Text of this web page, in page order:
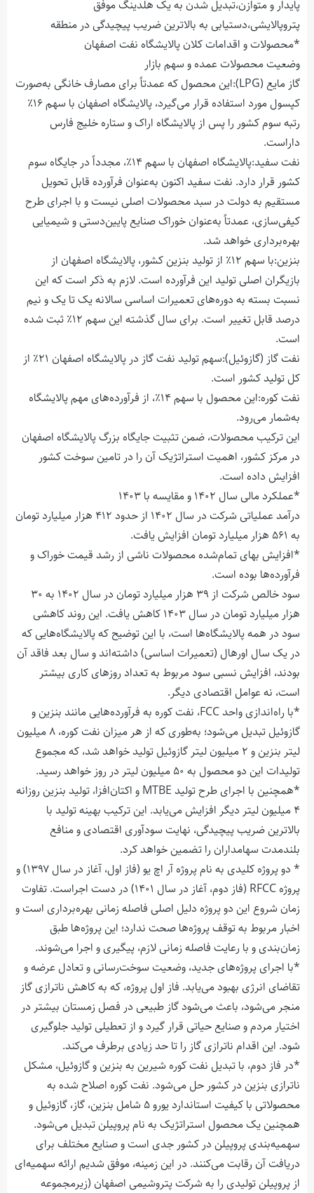
پایدار و متوازن،تبدیل شدن به یک هلدینگ موفق
پتروپالایشی،دستیابی به بالاترین ضریب پیچیدگی در منطقه
*محصولات و اقدامات کلان پالایشگاه نفت اصفهان
وضعیت محصولات عمده و سهم بازار
گاز مایع (LPG):این محصول که عمدتاً برای مصارف خانگی به‌صورت
کپسول مورد استفاده قرار می‌گیرد، پالایشگاه اصفهان با سهم ۱۶٪
رتبه سوم کشور را پس از پالایشگاه اراک و ستاره خلیج فارس
داراست.
نفت سفید:پالایشگاه اصفهان با سهم ۱۴٪، مجدداً در جایگاه سوم
کشور قرار دارد. نفت سفید اکنون به‌عنوان فرآورده قابل تحویل
مستقیم به دولت در سبد محصولات اصلی نیست و با اجرای طرح
کیفی‌سازی، عمدتاً به‌عنوان خوراک صنایع پایین‌دستی و شیمیایی
بهره‌برداری خواهد شد.
بنزین:با سهم ۱۲٪ از تولید بنزین کشور، پالایشگاه اصفهان از
بازیگران اصلی تولید این فرآورده است. لازم به ذکر است که این
نسبت بسته به دوره‌های تعمیرات اساسی سالانه یک تا یک و نیم
درصد قابل تغییر است. برای سال گذشته این سهم ۱۲٪ ثبت شده
است.
نفت گاز (گازوئیل):سهم تولید نفت گاز در پالایشگاه اصفهان ۲۱٪ از
کل تولید کشور است.
نفت کوره:این محصول با سهم ۱۴٪، از فرآورده‌های مهم پالایشگاه
به‌شمار می‌رود.
این ترکیب محصولات، ضمن تثبیت جایگاه بزرگ پالایشگاه اصفهان
در مرکز کشور، اهمیت استراتژیک آن را در تامین سوخت کشور
افزایش داده است.
*عملکرد مالی سال ۱۴۰۲ و مقایسه با ۱۴۰۳
درآمد عملیاتی شرکت در سال ۱۴۰۲ از حدود ۴۱۲ هزار میلیارد تومان
به ۵۶۱ هزار میلیارد تومان افزایش یافت.
*افزایش بهای تمام‌شده محصولات ناشی از رشد قیمت خوراک و
فرآورده‌ها بوده است.
سود خالص شرکت از ۳۹ هزار میلیارد تومان در سال ۱۴۰۲ به ۳۰
هزار میلیارد تومان در سال ۱۴۰۳ کاهش یافت. این روند کاهشی
سود در همه پالایشگاه‌ها است، با این توضیح که پالایشگاه‌هایی که
در یک سال اورهال (تعمیرات اساسی) داشته‌اند و سال بعد فاقد آن
بودند، افزایش نسبی سود مربوط به تعداد روزهای کاری بیشتر
است، نه عوامل اقتصادی دیگر.
*با راه‌اندازی واحدFCC، نفت کوره به فرآورده‌هایی مانند بنزین و
گازوئیل تبدیل می‌شود؛ به‌طوری که از هر میزان نفت کوره، ۸ میلیون
لیتر بنزین و ۲ میلیون لیتر گازوئیل تولید خواهد شد، که مجموع
تولیدات این دو محصول به ۵۰ میلیون لیتر در روز خواهد رسید.
*همچنین با اجرای طرح تولید MTBE و اکتان‌افزا، تولید بنزین روزانه
۴ میلیون لیتر دیگر افزایش می‌یابد. این ترکیب بهینه تولید با
بالاترین ضریب پیچیدگی، نهایت سودآوری اقتصادی و منافع
بلندمدت سهامداران را تضمین خواهد کرد.
* دو پروژه کلیدی به نام پروژه آر اچ یو (فاز اول، آغاز در سال ۱۳۹۷) و
پروژه RFCC
(فاز دوم، آغاز در سال ۱۴۰۱) در دست اجراست. تفاوت
زمان شروع این دو پروژه دلیل اصلی فاصله زمانی بهره‌برداری است و
اخبار مربوط به توقف پروژه‌ها صحت ندارد؛ این پروژه‌ها طبق
زمان‌بندی و با رعایت فاصله زمانی لازم، پیگیری و اجرا می‌شوند.
*با اجرای پروژه‌های جدید، وضعیت سوخت‌رسانی و تعادل عرضه و
تقاضای انرژی بهبود می‌یابد. فاز اول پروژه، که به کاهش ناترازی گاز
منجر می‌شود، باعث می‌شود گاز طبیعی در فصل زمستان بیشتر در
اختیار مردم و صنایع حیاتی قرار گیرد و از تعطیلی تولید جلوگیری
شود. این اقدام ناترازی گاز را تا حد زیادی برطرف می‌کند.
*در فاز دوم، با تبدیل نفت کوره شیرین به بنزین و گازوئیل، مشکل
ناترازی بنزین در کشور حل می‌شود. نفت کوره اصلاح شده به
محصولاتی با کیفیت استاندارد یورو ۵ شامل بنزین، گاز، گازوئیل و
همچنین یک محصول استراتژیک به نام پروپیلن تبدیل می‌شود.
سهمیه‌بندی پروپیلن در کشور جدی است و صنایع مختلف برای
دریافت آن رقابت می‌کنند. در این زمینه، موفق شدیم ارائه سهمیه‌ای
از پروپیلن تولیدی را به شرکت پتروشیمی اصفهان (زیرمجموعه